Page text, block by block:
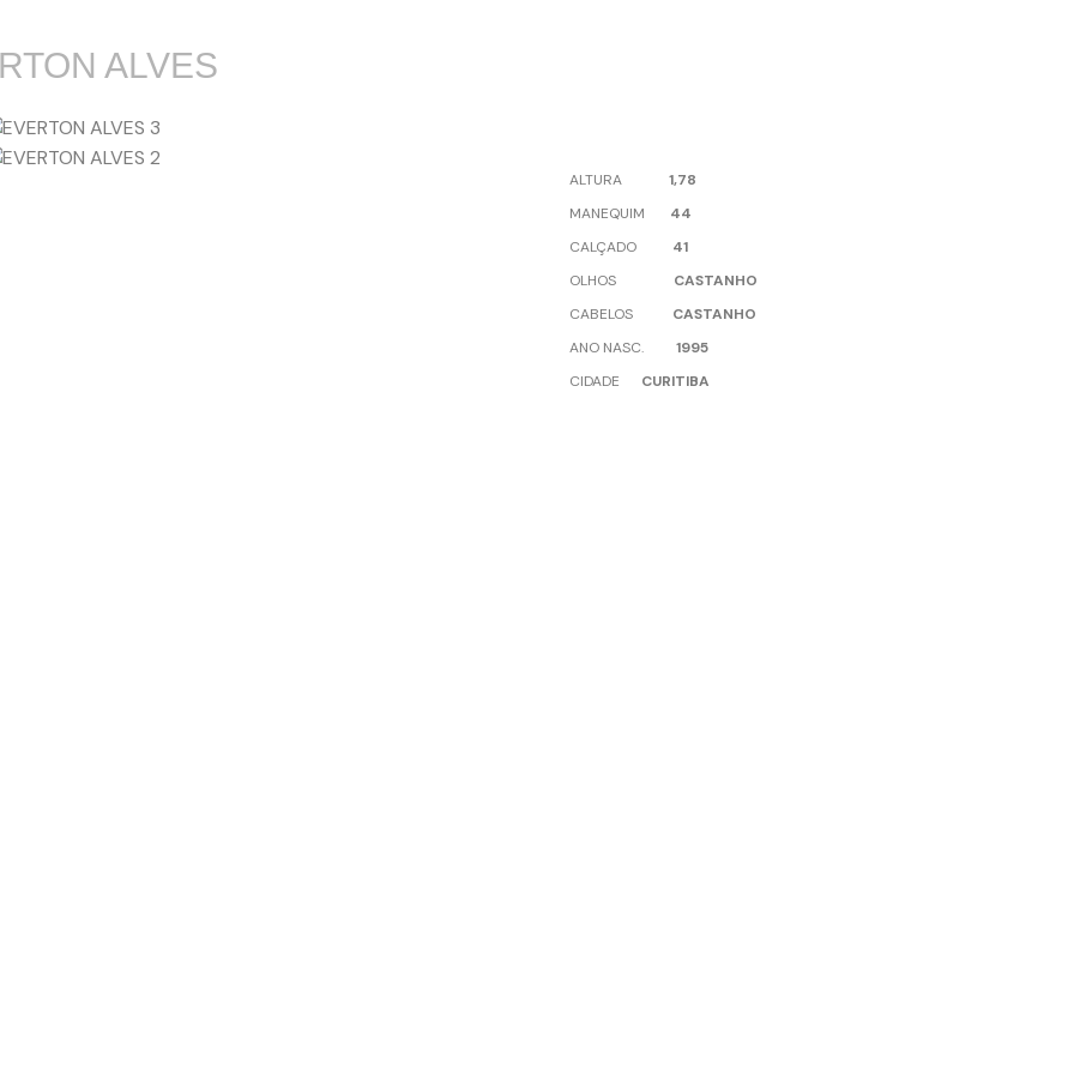
ALVES
ALTURA 1,78
MANEQUIM 44
CALÇADO 41
OLHOS
CASTANHO
CABELOS
CASTANHO
ANO NASC. 1995
CIDADE CURITIBA